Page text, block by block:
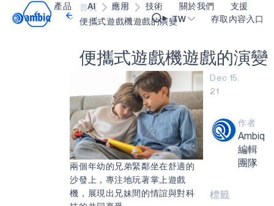
產品 AI 應用
醫療保健
工業邊緣
智能遙控器
智慧家庭和建築
智慧卡
可穿戴設備
遊戲
技術
blueSPOT
graphiqSPOT
neuralSPOT
secureSPOT
SPOT
turboSPOT
關於我們
部落格
讓我們共同建設未來
活動
投資者關係
訊息
合作成功亮點
支援
內容入口網
詞彙表
我們的合作
資源
影像資料庫
購買地點
TW 存取內容入口
首頁
博客
便攜式遊戲機遊戲的演變
便攜式遊戲機遊戲的演變
兩個年幼的兄弟緊鄰坐在舒適的
沙發上，專注地玩著掌上遊戲
機，展現出兄妹間的情誼與對科
Dec 15.
21
作者
Ambiq
編輯
團隊
標籤
Video title
OK